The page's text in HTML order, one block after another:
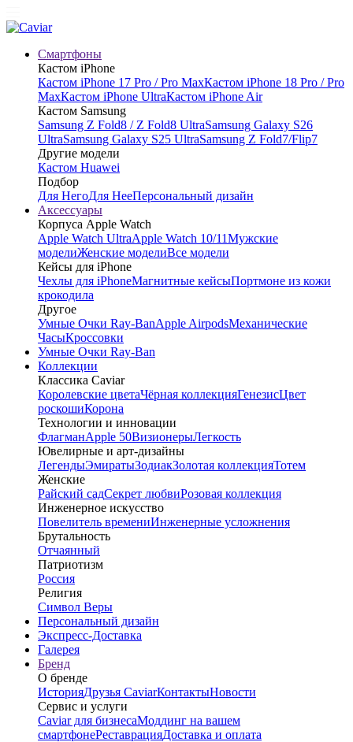
Смартфоны
Кастом iPhone
Кастом iPhone 17 Pro / Pro MaxКастом iPhone 18 Pro / Pro
MaxКастом iPhone UltraКастом iPhone Air
Кастом Samsung
Samsung Z Fold8 / Z Fold8 UltraSamsung Galaxy S26
UltraSamsung Galaxy S25 UltraSamsung Z Fold7/Flip7
Другие модели
Кастом Huawei
Подбор
Для НегоДля НееПерсональный дизайн
Аксессуары
Корпуса Apple Watch
Apple Watch UltraApple Watch 10/11Мужские
моделиЖенские моделиВсе модели
Кейсы для iPhone
Чехлы для iPhoneМагнитные кейсыПортмоне из кожи
крокодила
Другое
Умные Очки Ray-BanApple AirpodsМеханические
ЧасыКроссовки
Умные Очки Ray-Ban
Коллекции
Классика Caviar
Королевские цветаЧёрная коллекцияГенезисЦвет
роскошиКорона
Технологии и инновации
ФлагманApple 50ВизионерыЛегкость
Ювелирные и арт-дизайны
ЛегендыЭмиратыЗодиакЗолотая коллекцияТотем
Женские
Райский садСекрет любвиРозовая коллекция
Инженерное искусство
Повелитель времениИнженерные усложнения
Брутальность
Отчаянный
Патриотизм
Россия
Религия
Символ Веры
Персональный дизайн
Экспресс-Доставка
Галерея
Бренд
О бренде
ИсторияДрузья CaviarКонтактыНовости
Сервис и услуги
Caviar для бизнесаМоддинг на вашем
смартфонеРеставрацияДоставка и оплата